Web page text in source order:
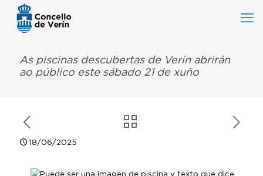
As piscinas descubertas de Verín abrirán
ao público este sábado 21 de xuño
18/06/2025